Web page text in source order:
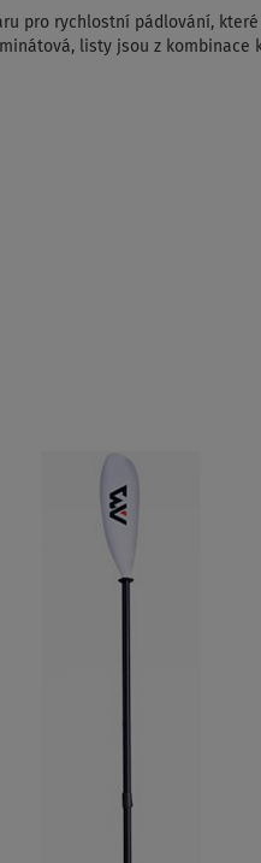
pro rychlostní pádlování,
listy jsou z